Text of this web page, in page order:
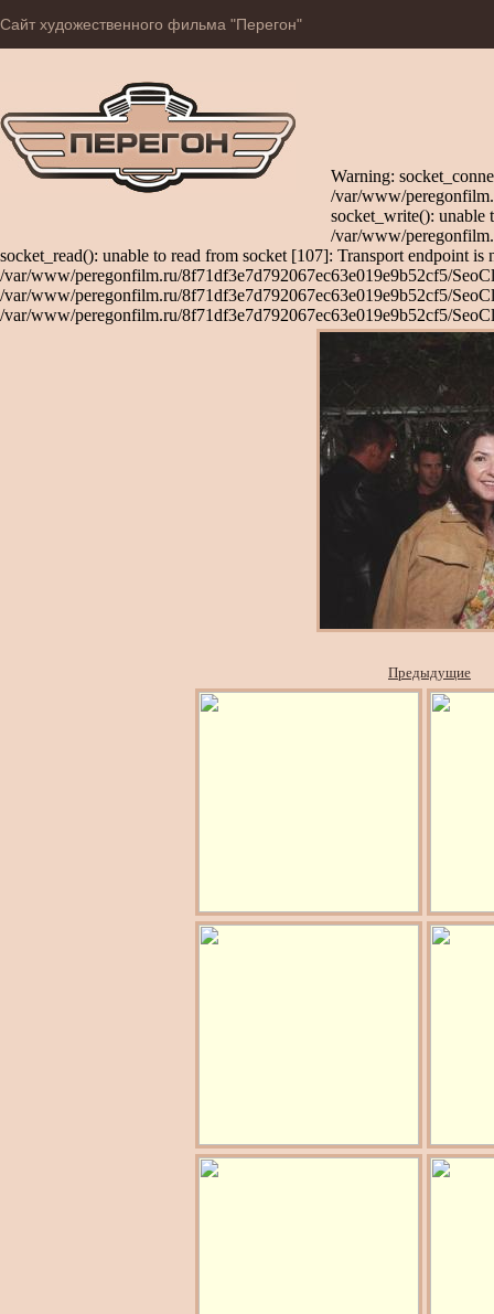
Сайт художественного фильма "Перегон"
Warning:
/var/www/
socket_write(): unable
/var/www/
socket_read(): unable to read from socket [107]: Transport endpoint is
/var/www/peregonfilm.ru/8f71df3e7d792067ec63e019e9b52cf5/
/var/www/peregonfilm.ru/8f71df3e7d792067ec63e019e9b52cf5/
/var/www/peregonfilm.ru/8f71df3e7d792067ec63e019e9b52cf5/
Предыдущие